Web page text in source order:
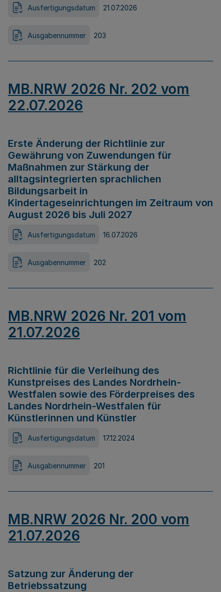
Ausfertigungsdatum 21.07.2026
Ausgabennummer 203
MB.NRW 2026 Nr. 202 vom
22.07.2026
Erste Änderung der Richtlinie zur
Gewährung von Zuwendungen für
Maßnahmen zur Stärkung der
alltagsintegrierten sprachlichen
Bildungsarbeit in
Kindertageseinrichtungen im Zeitraum von
August 2026 bis Juli 2027
Ausfertigungsdatum 16.07.2026
Ausgabennummer 202
MB.NRW 2026 Nr. 201 vom
21.07.2026
Richtlinie für die Verleihung des
Kunstpreises des Landes Nordrhein-
Westfalen sowie des Förderpreises des
Landes Nordrhein-Westfalen für
Künstlerinnen und Künstler
Ausfertigungsdatum 17.12.2024
Ausgabennummer 201
MB.NRW 2026 Nr. 200 vom
21.07.2026
Satzung zur Änderung der
Betriebssatzung